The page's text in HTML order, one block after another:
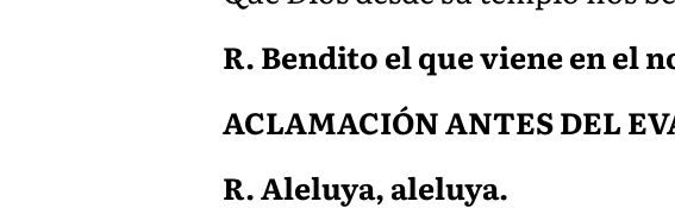
R. Bendito el que viene en el
ACLAMACIÓN ANTES DEL
R. Aleluya, aleluya.